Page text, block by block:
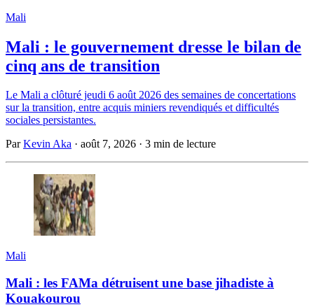
Mali
Mali : le gouvernement dresse le bilan de
cinq ans de transition
Le Mali a clôturé jeudi 6 août 2026 des semaines de concertations
sur la transition, entre acquis miniers revendiqués et difficultés
sociales persistantes.
ParKevin Aka · août 7, 2026 · 3 min de lecture
Mali
Mali : les FAMa détruisent une base jihadiste à
Kouakourou